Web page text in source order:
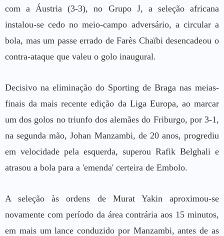
com a Áustria (3-3), no Grupo J, a seleção africana
instalou-se cedo no meio-campo adversário, a circular a
bola, mas um passe errado de Farès Chaïbi desencadeou o
contra-ataque que valeu o golo inaugural.
Decisivo na eliminação do Sporting de Braga nas meias-
finais da mais recente edição da Liga Europa, ao marcar
um dos golos no triunfo dos alemães do Friburgo, por 3-1,
na segunda mão, Johan Manzambi, de 20 anos, progrediu
em velocidade pela esquerda, superou Rafik Belghali e
atrasou a bola para a 'emenda' certeira de Embolo.
A seleção às ordens de Murat Yakin aproximou-se
novamente com período da área contrária aos 15 minutos,
em mais um lance conduzido por Manzambi, antes de as